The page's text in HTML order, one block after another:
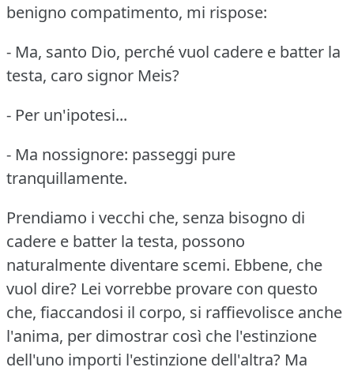
benigno compatimento, mi rispose:
- Ma, santo Dio, perché vuol cadere e batter la
testa, caro signor Meis?
- Per un'ipotesi...
- Ma nossignore: passeggi pure
tranquillamente.
Prendiamo i vecchi che, senza bisogno di
cadere e batter la testa, possono
naturalmente diventare scemi. Ebbene, che
vuol dire? Lei vorrebbe provare con questo
che, fiaccandosi il corpo, si raffievolisce anche
l'anima, per dimostrar così che l'estinzione
dell'uno importi l'estinzione dell'altra? Ma